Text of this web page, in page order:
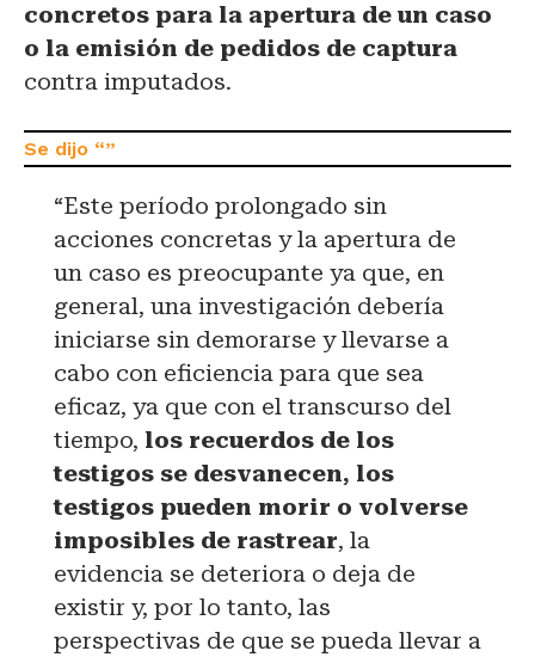
concretos para la apertura de un caso
o la emisión de pedidos de captura
contra imputados.
“Este período prolongado sin
acciones concretas y la apertura de
un caso es preocupante ya que, en
general, una investigación debería
iniciarse sin demorarse y llevarse a
cabo con eficiencia para que sea
eficaz, ya que con el transcurso del
tiempo, los recuerdos de los
testigos se desvanecen, los
testigos pueden morir o volverse
imposibles de rastrear, la
evidencia se deteriora o deja de
existir y, por lo tanto, las
perspectivas de que se pueda llevar a